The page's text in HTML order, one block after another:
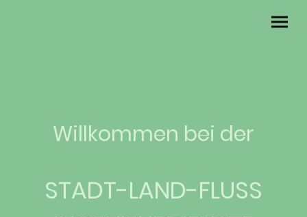
Willkommen bei der
STADT-LAND-FLUSS